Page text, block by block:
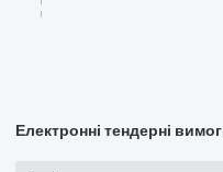
Електронні тендерні